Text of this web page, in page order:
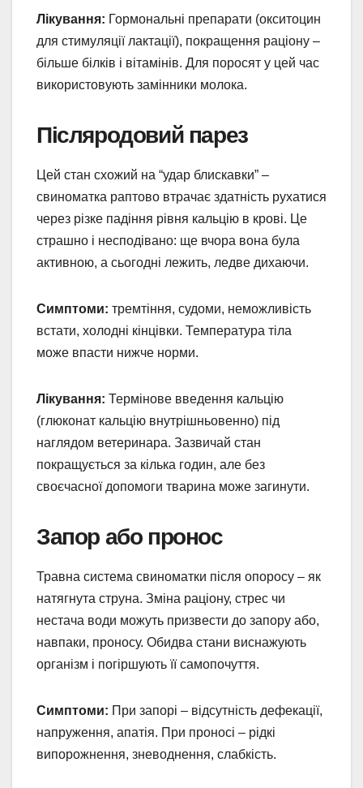
Лікування: Гормональні препарати (окситоцин
для стимуляції лактації), покращення раціону –
більше білків і вітамінів. Для поросят у цей час
використовують замінники молока.
Післяродовий парез
Цей стан схожий на “удар блискавки” –
свиноматка раптово втрачає здатність рухатися
через різке падіння рівня кальцію в крові. Це
страшно і несподівано: ще вчора вона була
активною, а сьогодні лежить, ледве дихаючи.
Симптоми: тремтіння, судоми, неможливість
встати, холодні кінцівки. Температура тіла
може впасти нижче норми.
Лікування: Термінове введення кальцію
(глюконат кальцію внутрішньовенно) під
наглядом ветеринара. Зазвичай стан
покращується за кілька годин, але без
своєчасної допомоги тварина може загинути.
Запор або пронос
Травна система свиноматки після опоросу – як
натягнута струна. Зміна раціону, стрес чи
нестача води можуть призвести до запору або,
навпаки, проносу. Обидва стани виснажують
організм і погіршують її самопочуття.
Симптоми: При запорі – відсутність дефекації,
напруження, апатія. При проносі – рідкі
випорожнення, зневоднення, слабкість.